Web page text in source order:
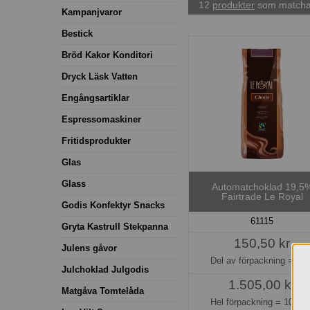
Kampanjvaror
Bestick
Bröd Kakor Konditori
Dryck Läsk Vatten
Engångsartiklar
Espressomaskiner
Fritidsprodukter
Glas
Glass
Godis Konfektyr Snacks
Gryta Kastrull Stekpanna
Julens gåvor
Julchoklad Julgodis
Matgåva Tomtelåda
12 produkter som
Automatchoklad
Fairtrade Le Royal
61115
150,50 kr
Del av förpackning =
1.505,00 kr
Hel förpackning = 10*1 kg